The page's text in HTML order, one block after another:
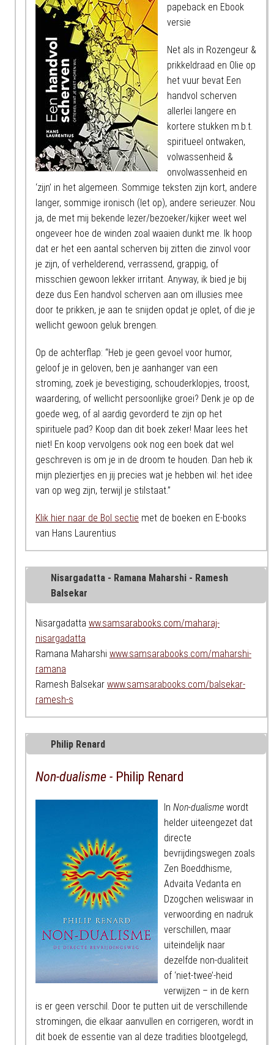
papeback en Ebook
versie
Net als in Rozengeur &
prikkeldraad en Olie op
het vuur bevat Een
handvol scherven
allerlei langere en
kortere stukken m.b.t.
spiritueel ontwaken,
volwassenheid &
onvolwassenheid en
‘zijn’ in het algemeen. Sommige teksten zijn kort, andere
langer, sommige ironisch (let op), andere serieuzer. Nou
ja, de met mij bekende lezer/bezoeker/kijker weet wel
ongeveer hoe de winden zoal waaien dunkt me. Ik hoop
dat er het een aantal scherven bij zitten die zinvol voor
je zijn, of verhelderend, verrassend, grappig, of
misschien gewoon lekker irritant. Anyway, ik bied je bij
deze dus Een handvol scherven aan om illusies mee
door te prikken, je aan te snijden opdat je oplet, of die je
wellicht gewoon geluk brengen.
Op de achterflap: “Heb je geen gevoel voor humor,
geloof je in geloven, ben je aanhanger van een
stroming, zoek je bevestiging, schouderklopjes, troost,
waardering, of wellicht persoonlijke groei? Denk je op de
goede weg, of al aardig gevorderd te zijn op het
spirituele pad? Koop dan dit boek zeker! Maar lees het
niet! En koop vervolgens ook nog een boek dat wel
geschreven is om je in de droom te houden. Dan heb ik
mijn pleziertjes en jij precies wat je hebben wil: het idee
van op weg zijn, terwijl je stilstaat.”
Klik hier naar de Bol sectie met de boeken en E-books
van Hans Laurentius
Nisargadatta - Ramana Maharshi - Ramesh
Balsekar
Nisargadatta ww.samsarabooks.com/maharaj-
nisargadatta
Ramana Maharshi www.samsarabooks.com/maharshi-
ramana
Ramesh Balsekar www.samsarabooks.com/balsekar-
ramesh-s
Philip Renard
Non-dualisme - Philip Renard
In Non-dualismewordt
helder uiteengezet dat
directe
bevrijdingswegen zoals
Zen Boeddhisme,
Advaita Vedanta en
Dzogchen weliswaar in
verwoording en nadruk
verschillen, maar
uiteindelijk naar
dezelfde non-dualiteit
of ‘niet-twee’-heid
verwijzen – in de kern
is er geen verschil. Door te putten uit de verschillende
stromingen, die elkaar aanvullen en corrigeren, wordt in
dit boek de essentie van al deze tradities blootgelegd,